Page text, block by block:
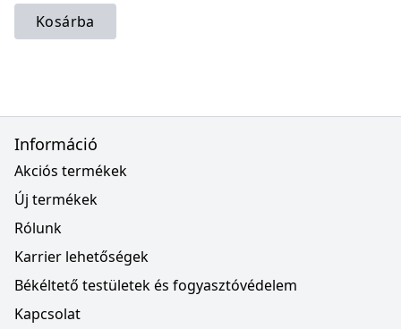
Kosárba
Információ
Akciós termékek
Új termékek
Rólunk
Karrier lehetőségek
Békéltető testületek és fogyasztóvédelem
Kapcsolat